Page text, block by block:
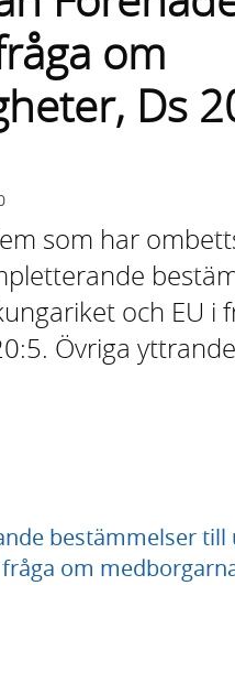
om
Ds
som har
och EU i
Övriga
bestämmelser
om